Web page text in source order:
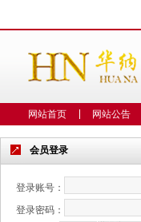
网站首页 网站公告
会员登录
登录账号：
登录密码：